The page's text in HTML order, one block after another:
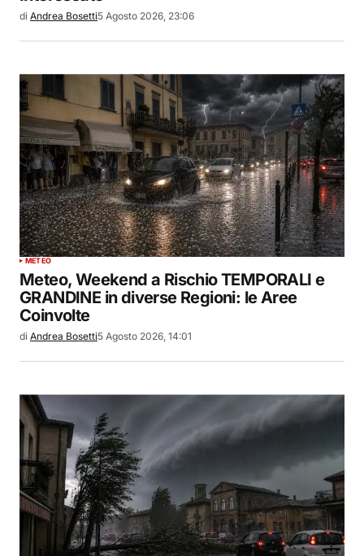
di Andrea Bosetti5 Agosto 2026, 23:06
METEO
Meteo, Weekend a Rischio TEMPORALI e
GRANDINE in diverse Regioni: le Aree
Coinvolte
di Andrea Bosetti5 Agosto 2026, 14:01